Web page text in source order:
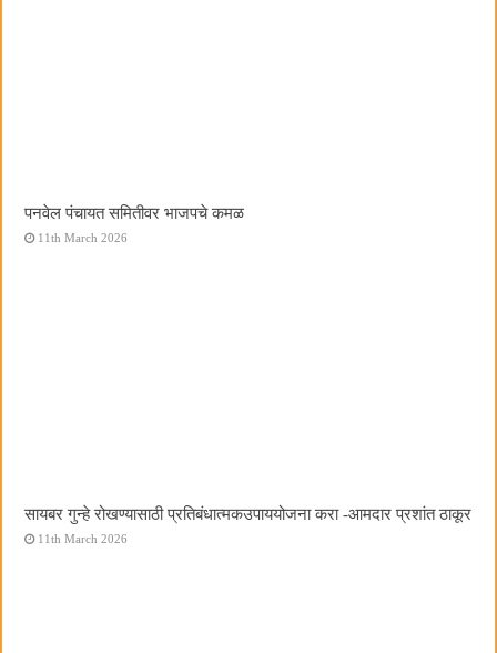
पनवेल पंचायत समितीवर भाजपचे कमळ
11th March 2026
सायबर गुन्हे रोखण्यासाठी प्रतिबंधात्मकउपाययोजना करा -आमदार प्रशांत ठाकूर
11th March 2026